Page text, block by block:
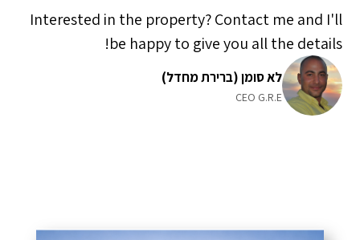
Interested in the property? Contact me and I'll
be happy to give you all the details!
לא סומן (ברירת מחדל)
CEO G.R.E